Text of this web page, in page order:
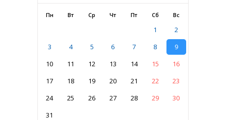
Пн Вт Ср Чт Пт Сб Вс
1
2
3
4 5 6 7 8
9
10
11 12 13 14 15
16
17
18 19 20 21 22
23
24
25 26 27 28 29
30
31